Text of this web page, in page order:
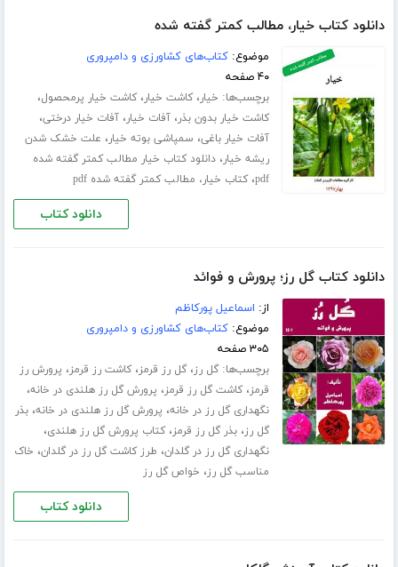
دانلود کتاب خیار، مطالب کمتر گفته شده
موضوع:کتاب‌های کشاورزی و دامپروری
۴۰ صفحه
برچسب‌ها: خیار،کاشت خیار،کاشت خیار پرمحصول،
کاشت خیار بدون بذر،آفات خیار،آفات خیار درختی،
آفات خیار باغی، سمپاشی بوته خیار، علت خشک شدن
ریشه خیار،دانلود کتاب خیار مطالب کمتر گفته شده
pdf،کتاب خیار، مطالب کمتر گفته شده pdf
دانلود کتاب
دانلود کتاب گل رز؛ پرورش و فوائد
از: اسماعیل پورکاظم
موضوع:کتاب‌های کشاورزی و دامپروری
۳۰۵ صفحه
برچسب‌ها:گل رز،گل رز قرمز،کاشت رز قرمز، پرورش رز
قرمز،کاشت گل رز قرمز، پرورش گل رز هلندی در خانه،
نگهداری گل رز در خانه، پرورش گل رز هلندی در خانه،بذر
گل رز،بذر گل رز قرمز،کتاب پرورش گل رز هلندی،
نگهداری گل رز در گلدان، طرز کاشت گل رز در گلدان، خاک
مناسب گل رز، خواص گل رز
دانلود کتاب